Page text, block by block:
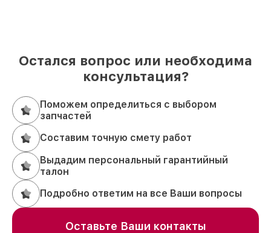
Остался вопрос или необходима
консультация?
Поможем определиться с выбором
запчастей
Составим точную смету работ
Выдадим персональный гарантийный
талон
Подробно ответим на все Ваши вопросы
Оставьте Ваши контакты